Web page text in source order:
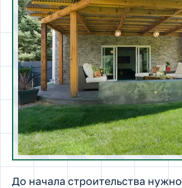
До начала строительства нужно